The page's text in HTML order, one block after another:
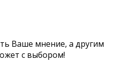
Ваше мнение, а другим
с выбором!